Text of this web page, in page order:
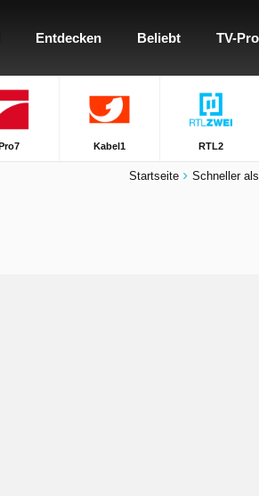
Entdecken Beliebt TV-
Kabel1 RTL2
Startseite Schneller